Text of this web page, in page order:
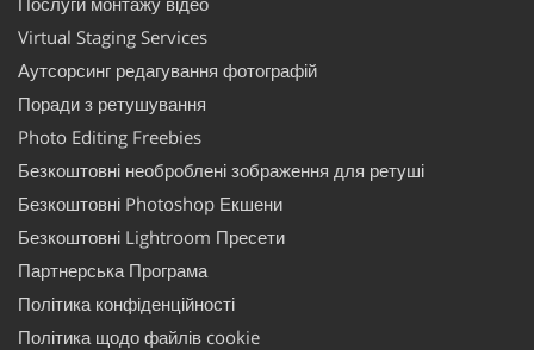
Virtual Staging Services
Аутсорсинг редагування фотографій
Поради з ретушування
Photo Editing Freebies
Безкоштовні необроблені зображення для ретуші
Безкоштовні Photoshop Екшени
Безкоштовні Lightroom Пресети
Партнерська Програма
Політика конфіденційності
Політика щодо файлів cookie